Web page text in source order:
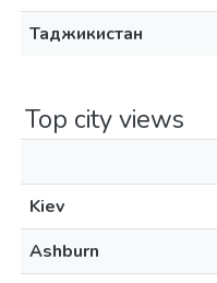
Таджикистан
Top city views
Kiev
Ashburn